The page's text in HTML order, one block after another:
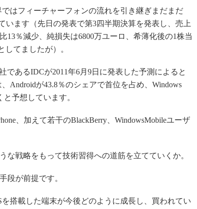
はフィーチャーフォンの流れを引き継ぎまだまだ
います（先日の発表で第3四半期決算を発表し、売上
13％減少、純損失は6800万ユーロ、希薄化後の1株当
してましたが）。
あるIDCが2011年6月9日に発表した予測によると
Androidが43.8％のシェアで首位を占め、Windows
と予想しています。
、加えて若干のBlackBerry、WindowsMobileユーザ
戦略をもって技術習得への道筋を立てていくか。
段が前提です。
搭載した端末が今後どのように成長し、買われてい